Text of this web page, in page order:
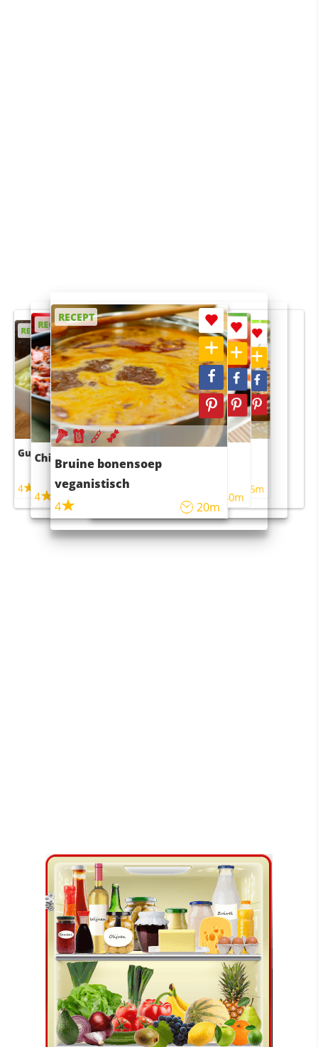
RECEPT
Guacamole
4
RECEPT
Chili con carne
4 45m
RECEPT
Bruine bonensoep
veganistisch
4
20m
RECEPT
Sushi rijstsalade
maaltijdsalade
40m
RECEPT
4 55m